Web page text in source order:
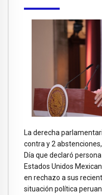
La derecha
contra y 2
Día que declaró
Estados Unidos
en rechazo a sus
situación política